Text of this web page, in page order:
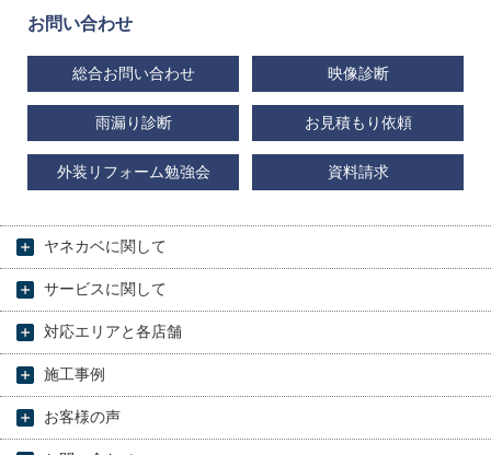
お問い合わせ
総合お問い合わせ 映像診断
雨漏り診断 お見積もり依頼
外装リフォーム勉強会 資料請求
ヤネカベに関して
サービスに関して
対応エリアと各店舗
施工事例
お客様の声